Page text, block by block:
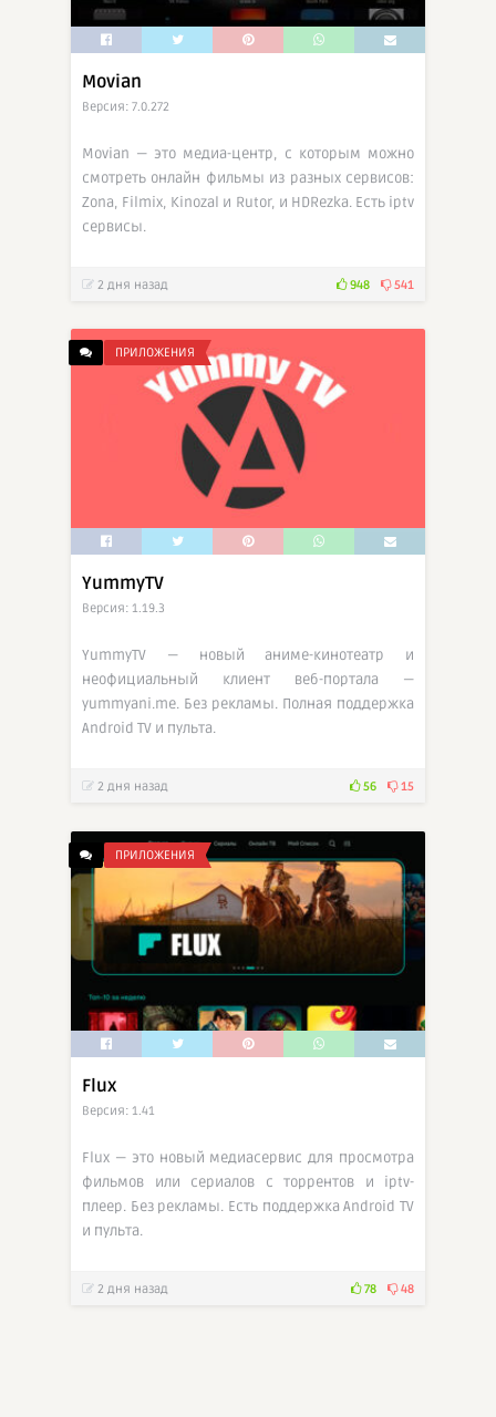
Movian
Версия: 7.0.272
Movian — это медиа-центр, c которым можно
смотреть онлайн фильмы из разных сервисов:
Zona, Filmix, Kinozal и Rutor, и HDRezka. Есть iptv
сервисы.
2 дня назад 948 541
ПРИЛОЖЕНИЯ
YummyTV
Версия: 1.19.3
YummyTV — новый аниме-кинотеатр и
неофициальный клиент веб-портала —
yummyani.me. Без рекламы. Полная поддержка
Android TV и пульта.
2 дня назад 56 15
ПРИЛОЖЕНИЯ
Flux
Версия: 1.41
Flux — это новый медиасервис для просмотра
фильмов или сериалов с торрентов и iptv-
плеер. Без рекламы. Есть поддержка Android TV
и пульта.
2 дня назад 78 48